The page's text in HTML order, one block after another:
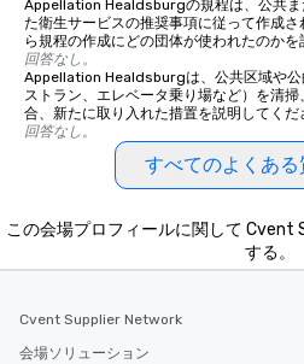
Appellation Healdsburgの規程は、公共ま
た衛生サービスの推奨事項に従って作成
ら規程の作成にどの団体が使われたのかを
回答なし。
Appellation Healdsburgは、公共区域や公
ストラン、エレベータ乗り場など）を清
合、新たに取り入れた措置を説明してくだ
回答なし。
すべてのよくあ
この会場プロフィールに関して Cvent
する。
Cvent Supplier Network
会場ソリューション